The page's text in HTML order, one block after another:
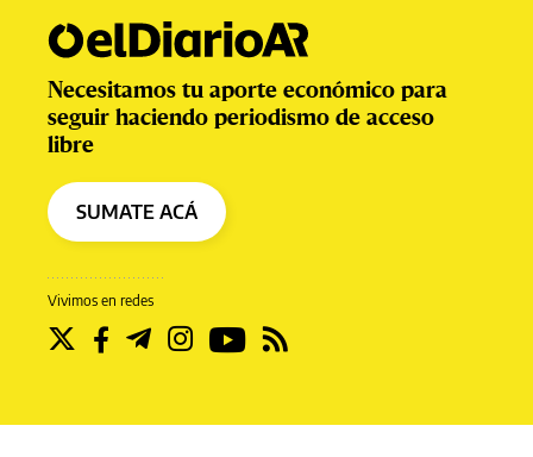
Vivimos en redes
Necesitamos tu aporte económico para
seguir haciendo periodismo de acceso
libre
SUMATE ACÁ